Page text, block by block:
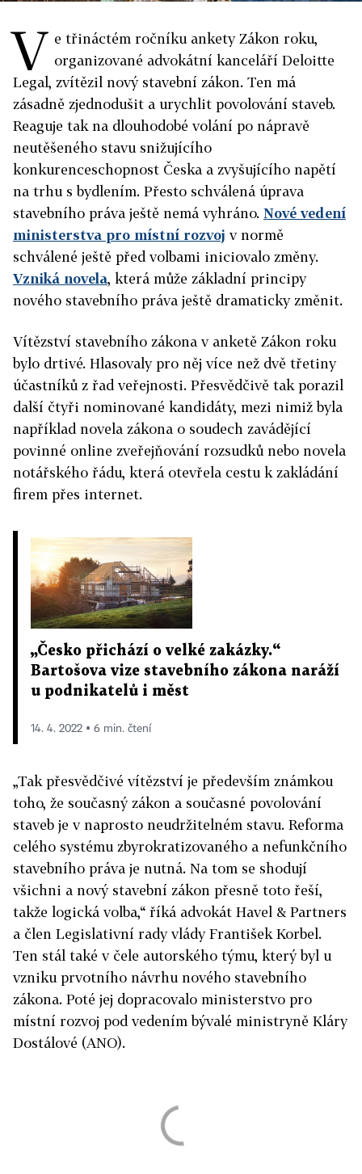
V e třináctém ročníku ankety Zákon roku,
organizované advokátní kanceláří Deloitte
Legal, zvítězil nový stavební zákon. Ten má
zásadně zjednodušit a urychlit povolování staveb.
Reaguje tak na dlouhodobé volání po nápravě
neutěšeného stavu snižujícího
konkurenceschopnost Česka a zvyšujícího napětí
na trhu s bydlením. Přesto schválená úprava
stavebního práva ještě nemá vyhráno. Nové vedení
ministerstva pro místní rozvoj v normě
schválené ještě před volbami iniciovalo změny.
Vzniká novela, která může základní principy
nového stavebního práva ještě dramaticky změnit.
Vítězství stavebního zákona v anketě Zákon roku
bylo drtivé. Hlasovaly pro něj více než dvě třetiny
účastníků z řad veřejnosti. Přesvědčivě tak porazil
další čtyři nominované kandidáty, mezi nimiž byla
například novela zákona o soudech zavádějící
povinné online zveřejňování rozsudků nebo novela
notářského řádu, která otevřela cestu k zakládání
firem přes internet.
„Česko přichází o velké zakázky.“
Bartošova vize stavebního zákona naráží
u podnikatelů i měst
14. 4. 2022 ▪ 6 min. čtení
„Tak přesvědčivé vítězství je především známkou
toho, že současný zákon a současné povolování
staveb je v naprosto neudržitelném stavu. Reforma
celého systému zbyrokratizovaného a nefunkčního
stavebního práva je nutná. Na tom se shodují
všichni a nový stavební zákon přesně toto řeší,
takže logická volba,“ říká advokát Havel & Partners
a člen Legislativní rady vlády František Korbel.
Ten stál také v čele autorského týmu, který byl u
vzniku prvotního návrhu nového stavebního
zákona. Poté jej dopracovalo ministerstvo pro
místní rozvoj pod vedením bývalé ministryně Kláry
Dostálové (ANO).